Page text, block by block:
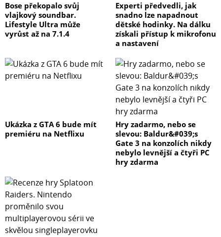
Bose překopalo svůj
vlajkový soundbar.
Lifestyle Ultra může
vyrůst až na 7.1.4
Experti předvedli, jak
snadno lze napadnout
dětské hodinky. Na dálku
získali přístup k mikrofonu
a nastavení
Ukázka z GTA 6 bude mít
premiéru na Netflixu
Hry zadarmo, nebo se
slevou: Baldur&#039;s
Gate 3 na konzolích nikdy
nebylo levnější a čtyři PC
hry zdarma